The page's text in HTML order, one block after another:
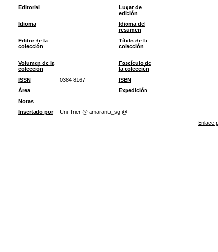
Editorial
Lugar de
edición
Idioma
Idioma del
resumen
Editor de la
colección
Título de la
colección
Volumen de la
colección
Fascículo de
la colección
ISSN
0384-8167
ISBN
Área
Expedición
Notas
Insertado por
Uni-Trier @ amaranta_sg @
Enlace